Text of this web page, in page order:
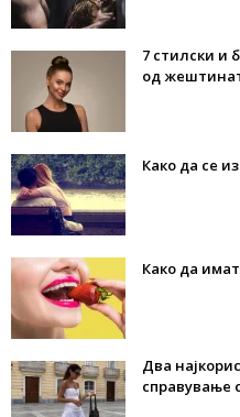
7 стилски и
од
Како да се
Како да
Два
справување